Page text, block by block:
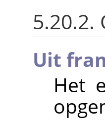
5.20.2.
Uit
Het